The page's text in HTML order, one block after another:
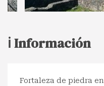
ℹ️ Información
Fortaleza de piedra